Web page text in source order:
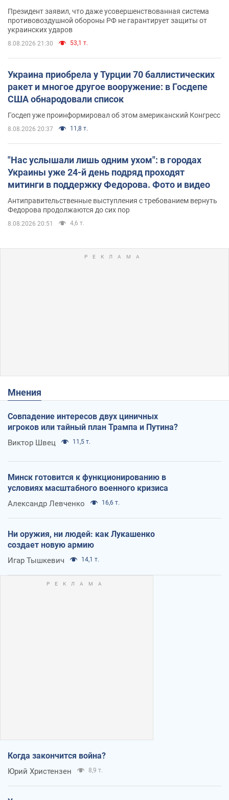
Президент заявил, что даже усовершенствованная система
противовоздушной обороны РФ не гарантирует защиты от
украинских ударов
8.08.2026 21:30 53,1 т.
Украина приобрела у Турции 70 баллистических
ракет и многое другое вооружение: в Госдепе
США обнародовали список
Госдеп уже проинформировал об этом американский Конгресс
8.08.2026 20:37 11,8 т.
"Нас услышали лишь одним ухом": в городах
Украины уже 24-й день подряд проходят
митинги в поддержку Федорова. Фото и видео
Антиправительственные выступления с требованием вернуть
Федорова продолжаются до сих пор
8.08.2026 20:51 4,6 т.
Мнения
Совпадение интересов двух циничных
игроков или тайный план Трампа и Путина?
Виктор Швец 11,5 т.
Минск готовится к функционированию в
условиях масштабного военного кризиса
Александр Левченко 16,6 т.
Ни оружия, ни людей: как Лукашенко
создает новую армию
Игар Тышкевич 14,1 т.
Когда закончится война?
Юрий Христензен 8,9 т.